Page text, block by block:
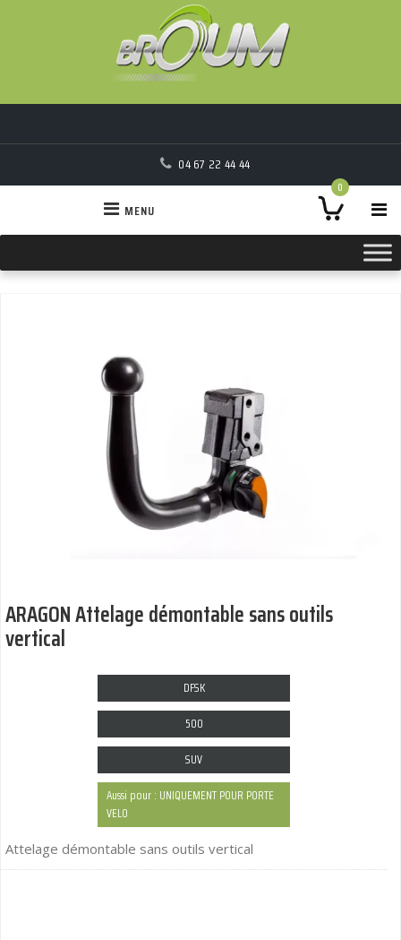
04 67 22 44 44
0
MENU
ARAGON Attelage démontable sans outils
vertical
DFSK
500
SUV
Aussi pour : UNIQUEMENT POUR PORTE
VELO
Attelage démontable sans outils vertical